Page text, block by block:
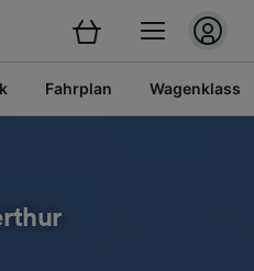
Fahrplan